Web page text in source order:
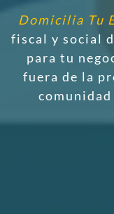
Domicilia Tu
fiscal y social
para tu
fuera de la